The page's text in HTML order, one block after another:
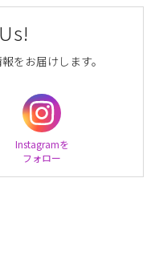
をお届けします。
Instagramを
フォロー